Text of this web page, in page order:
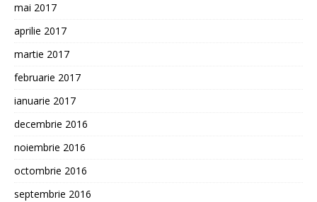
mai 2017
aprilie 2017
martie 2017
februarie 2017
ianuarie 2017
decembrie 2016
noiembrie 2016
octombrie 2016
septembrie 2016